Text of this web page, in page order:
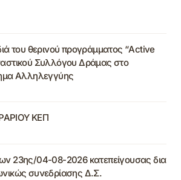
του θερινού προγράμματος “Active
Συλλόγου Δράμας στο
Αλληλεγγύης
ΚΕΠ
23ης/04-08-2026 κατεπείγουσας δια
συνεδρίασης Δ.Σ.